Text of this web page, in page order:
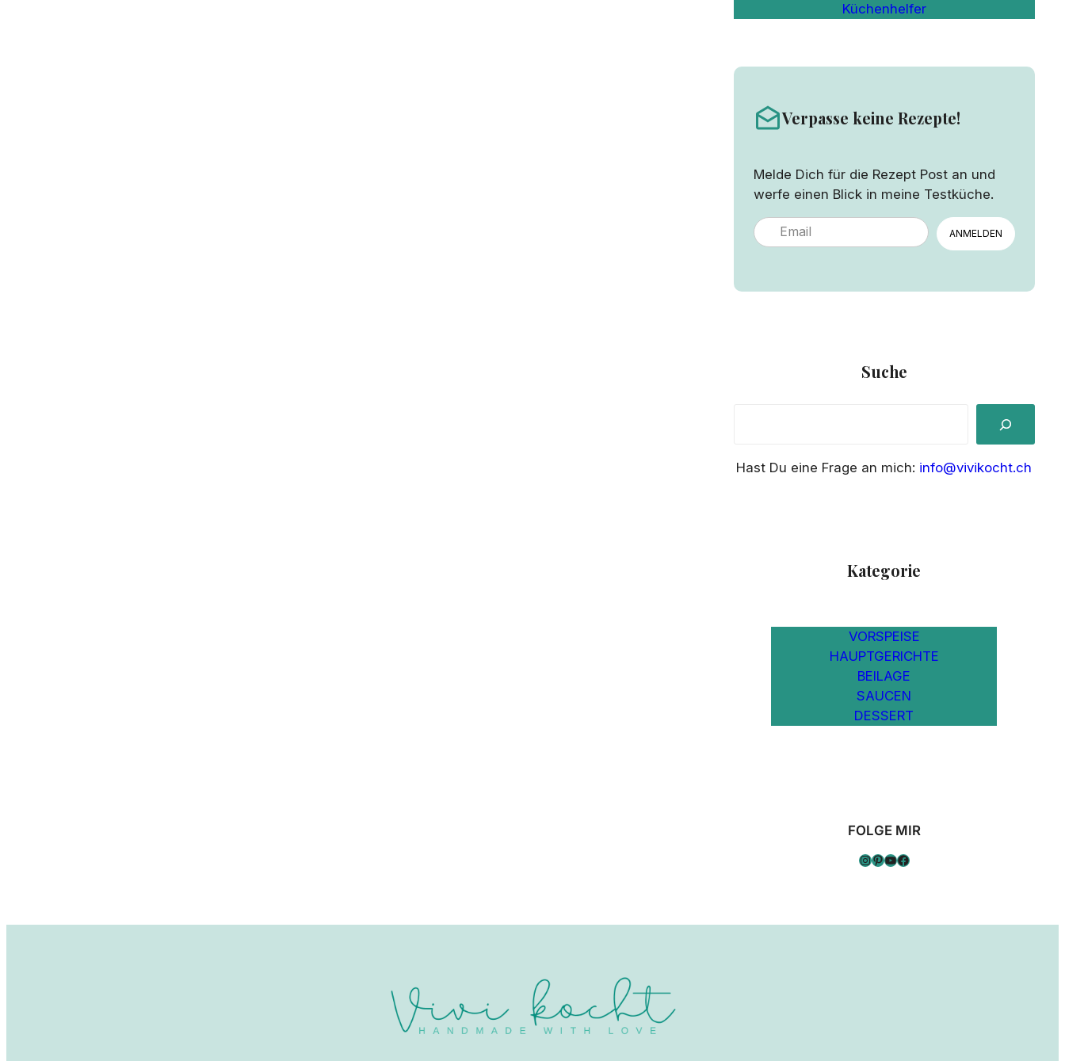
Küchenhelfer
Verpasse keine Rezepte!
Melde Dich für die Rezept Post an und
werfe einen Blick in meine Testküche.
ANMELDEN
Suche
rHast Du eine Frage an mich: info@vivikocht.ch
Kategorie
VORSPEISE
HAUPTGERICHTE
BEILAGE
SAUCEN
DESSERT
FOLGE MIR
InstagramPinterest YouTube Facebook